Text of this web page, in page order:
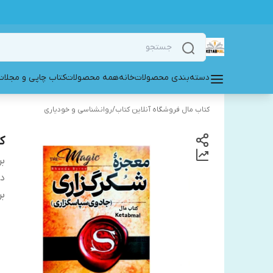
دسته‌بندی محصولاتخانههمه محصولاتکتاب چاپی و
کتاب مال فروشگاه آنلاین کتاب/روانشناسی و خودیاری